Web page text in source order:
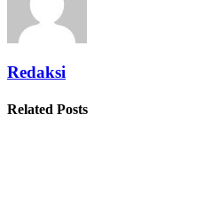
Redaksi
Related Posts